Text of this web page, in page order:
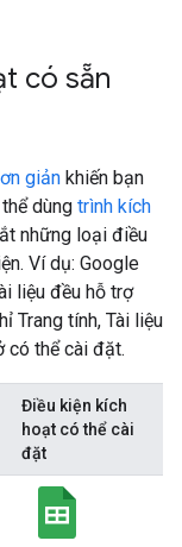
có sẵn
giản khiến bạn
dùng trình kích
những loại điều
Ví dụ: Google
liệu đều hỗ trợ
Trang tính, Tài liệu
có thể cài đặt.
Điều kiện kích
hoạt có thể cài
đặt